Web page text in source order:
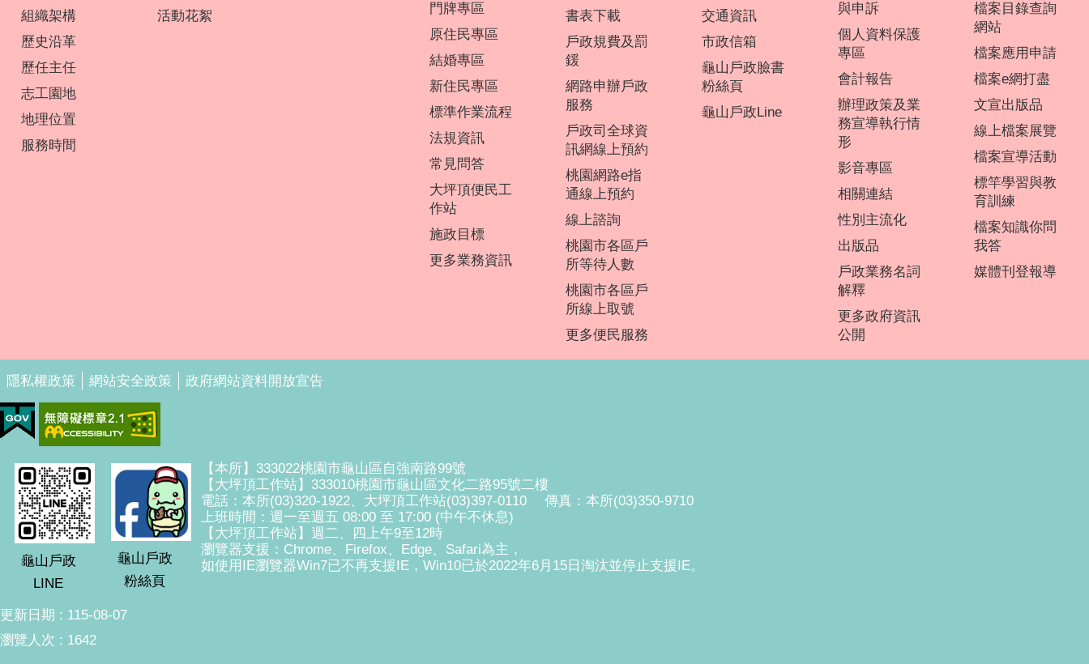
組織架構
歷史沿革
歷任主任
志工園地
地理位置
服務時間
活動花絮
門牌專區
原住民專區
結婚專區
新住民專區
標準作業流程
法規資訊
常見問答
大坪頂便民工
作站
施政目標
更多業務資訊
書表下載
戶政規費及罰
鍰
網路申辦戶政
服務
戶政司全球資
訊網線上預約
桃園網路e指
通線上預約
線上諮詢
桃園市各區戶
所等待人數
桃園市各區戶
所線上取號
更多便民服務
交通資訊
市政信箱
龜山戶政臉書
粉絲頁
龜山戶政Line
與申訴
個人資料保護
專區
會計報告
辦理政策及業
務宣導執行情
形
影音專區
相關連結
性別主流化
出版品
戶政業務名詞
解釋
更多政府資訊
公開
檔案目錄查詢
網站
檔案應用申請
檔案e網打盡
文宣出版品
線上檔案展覽
檔案宣導活動
標竿學習與教
育訓練
檔案知識你問
我答
媒體刊登報導
隱私權政策 網站安全政策 政府網站資料開放宣告
龜山戶政
LINE
龜山戶政
粉絲頁
【本所】333022桃園市龜山區自強南路99號
【大坪頂工作站】333010桃園市龜山區文化二路95號二樓
電話：本所(03)320-1922、大坪頂工作站(03)397-0110 傳真：本所(03)350-9710
上班時間：週一至週五 08:00 至 17:00 (中午不休息)
【大坪頂工作站】週二、四上午9至12時
瀏覽器支援：Chrome、Firefox、Edge、Safari為主，
如使用IE瀏覽器Win7已不再支援IE，Win10已於2022年6月15日淘汰並停止支援IE。
更新日期
115-08-07
瀏覽人次
1642